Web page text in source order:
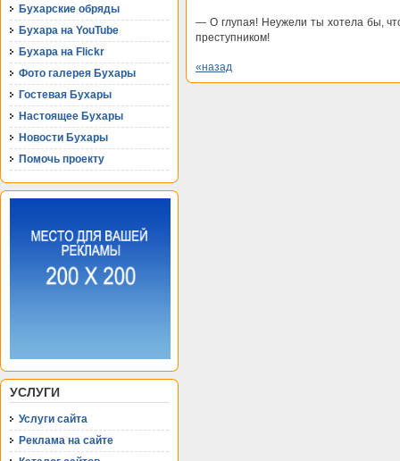
Бухарские обряды
Бухара на YouTube
Бухара на Flickr
Фото галерея Бухары
Гостевая Бухары
Настоящее Бухары
Новости Бухары
Помочь проекту
УСЛУГИ
Услуги сайта
Реклама на сайте
— О глупая! Неужели ты хотела бы,
преступником!
«назад